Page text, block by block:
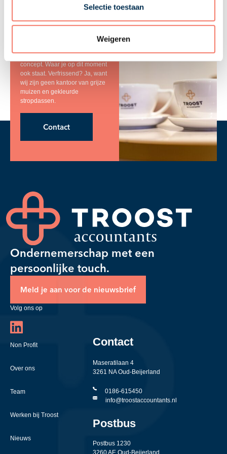
Selectie toestaan
Weigeren
Zullen we snel
kennis maken?
Wij bedienen alle commerciële
verfrissende accountancy-
concept. Waar je op dit moment
ook staat. Verfrissend? Ja, want
wij zijn geen kantoor van grijze
muizen en gekleurde
stropdassen.
Contact
Ondernemerschap met een
persoonlijke touch.
Meld je aan voor de nieuwsbrief
Volg ons op
Non Profit
Over ons
Team
Werken bij Troost
Nieuws
Contact
Maseratilaan 4
3261 NA Oud-Beijerland
0186-615450
info@troostaccountants.nl
Postbus
Postbus 1230
3260 AE Oud-Beijerland